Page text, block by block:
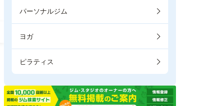
パーソナルジム
ヨガ
ピラティス